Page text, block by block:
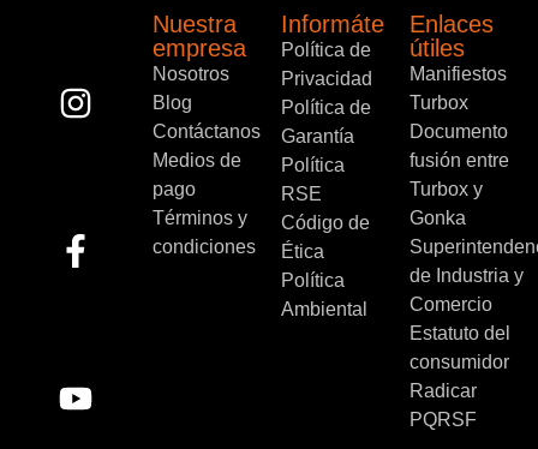
Nuestra
empresa
Nosotros
Blog
Contáctanos
Medios de
pago
Términos y
condiciones
Informáte
Política de
Privacidad
Política de
Garantía
Política
RSE
Código de
Ética
Política
Ambiental
Enlaces
útiles
Manifiestos
Turbox
Documento
fusión entre
Turbox y
Gonka
de Industria y
Comercio
Estatuto del
consumidor
Radicar
PQRSF